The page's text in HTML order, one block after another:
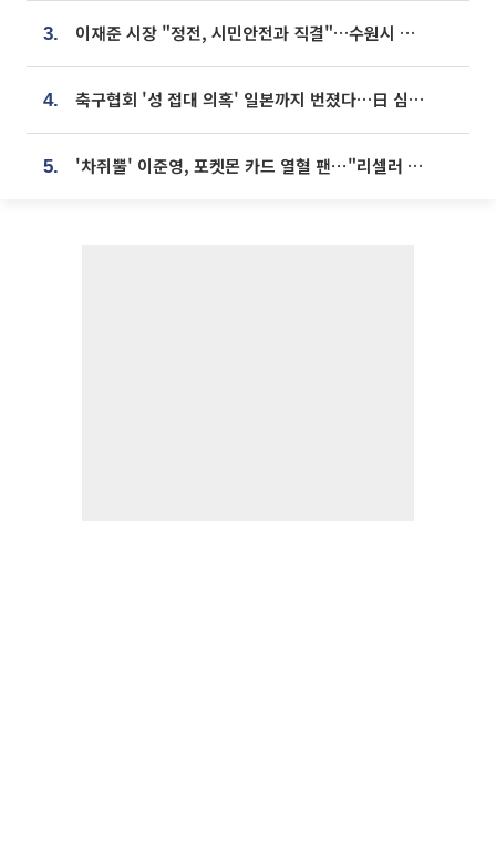
3. 이재준 시장 "정전, 시민안전과 직결"…수원시 비상대응체계 가동
4. 축구협회 '성 접대 의혹' 일본까지 번졌다…日 심판 실명 공개
5. '차쥐뿔' 이준영, 포켓몬 카드 열혈 팬⋯"리셀러 처단할 것"